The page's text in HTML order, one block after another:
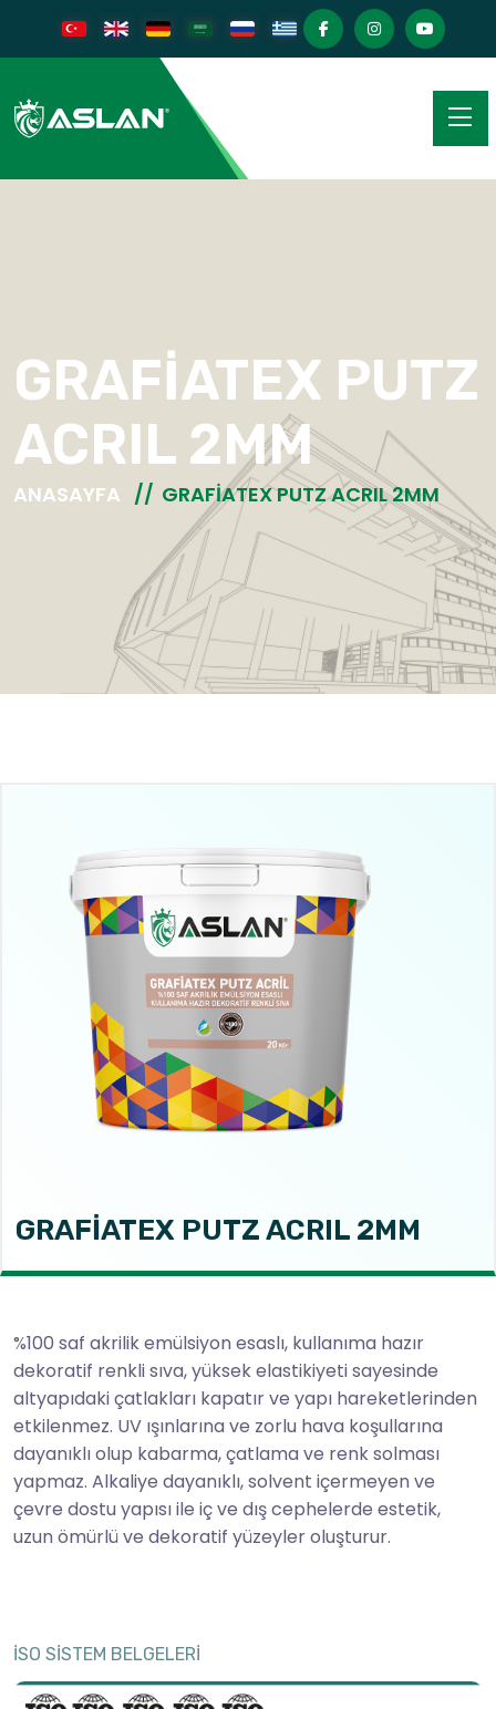
GRAFİATEX PUTZ
ACRIL 2MM
ANASAYFA GRAFİATEX PUTZ ACRIL 2MM
GRAFİATEX PUTZ ACRIL 2MM
%100 saf akrilik emülsiyon esaslı, kullanıma hazır
dekoratif renkli sıva, yüksek elastikiyeti sayesinde
altyapıdaki çatlakları kapatır ve yapı hareketlerinden
etkilenmez. UV ışınlarına ve zorlu hava koşullarına
dayanıklı olup kabarma, çatlama ve renk solması
yapmaz. Alkaliye dayanıklı, solvent içermeyen ve
çevre dostu yapısı ile iç ve dış cephelerde estetik,
uzun ömürlü ve dekoratif yüzeyler oluşturur.
İSO SİSTEM BELGELERİ